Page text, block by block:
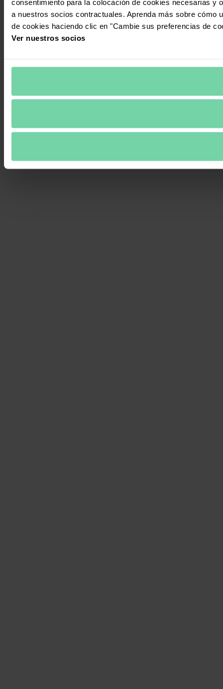
consentimiento para la colocación de cookies necesarias
a nuestros socios contractuales. Aprenda más sobre cómo
de cookies haciendo clic en "Cambie sus preferencias de
Ver nuestros socios